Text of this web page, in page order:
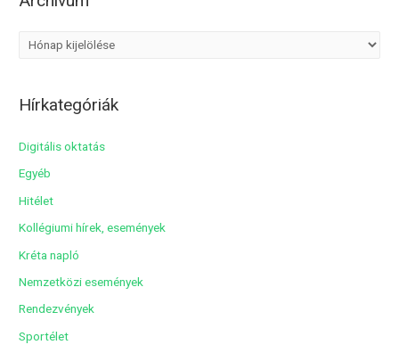
h
m
Hírkategóriák
Digitális oktatás
Egyéb
Hitélet
Kollégiumi hírek, események
Kréta napló
Nemzetközi események
Rendezvények
Sportélet